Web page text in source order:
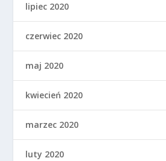
lipiec 2020
czerwiec 2020
maj 2020
kwiecień 2020
marzec 2020
luty 2020